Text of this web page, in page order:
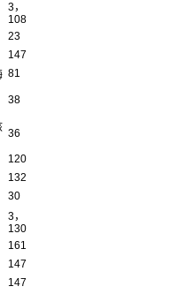
3，
108
23
147
81
38
36
120
132
30
3，
130
161
147
147